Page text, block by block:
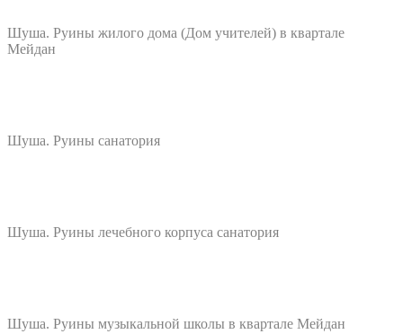
Шуша. Руины жилого дома (Дом учителей) в квартале
Мейдан
Шуша. Руины санатория
Шуша. Руины лечебного корпуса санатория
Шуша. Руины музыкальной школы в квартале Мейдан